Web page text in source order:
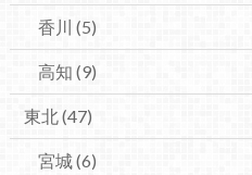
香川 (5)
高知 (9)
東北(47)
宮城(6)